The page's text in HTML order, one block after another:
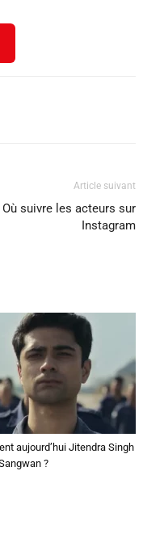
Article suivant
suivre les acteurs sur
Instagram
aujourd’hui Jitendra Singh
?